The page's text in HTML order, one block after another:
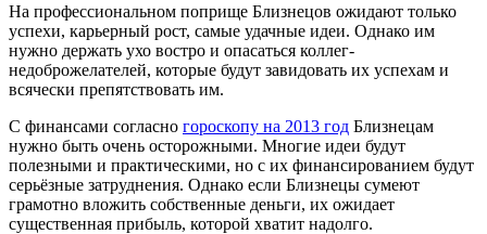
На профессиональном поприще Близнецов ожидают только
успехи, карьерный рост, самые удачные идеи. Однако им
нужно держать ухо востро и опасаться коллег-
недоброжелателей, которые будут завидовать их успехам и
всячески препятствовать им.
С финансами согласно гороскопу на 2013 год Близнецам
нужно быть очень осторожными. Многие идеи будут
полезными и практическими, но с их финансированием будут
серьёзные затруднения. Однако если Близнецы сумеют
грамотно вложить собственные деньги, их ожидает
существенная прибыль, которой хватит надолго.